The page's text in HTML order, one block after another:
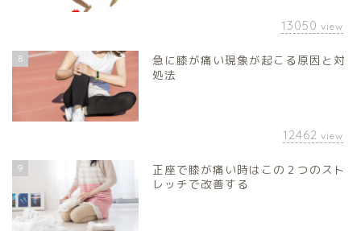
13050 view
8
急に膝が痛い現象が起こる原因と対
処法
12462 view
9
正座で膝が痛い時はこの２つのスト
レッチで改善する